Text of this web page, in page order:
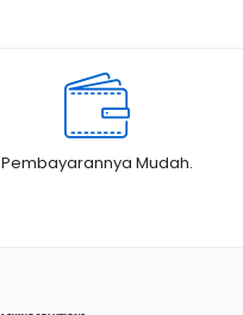
Pembayarannya Mudah.